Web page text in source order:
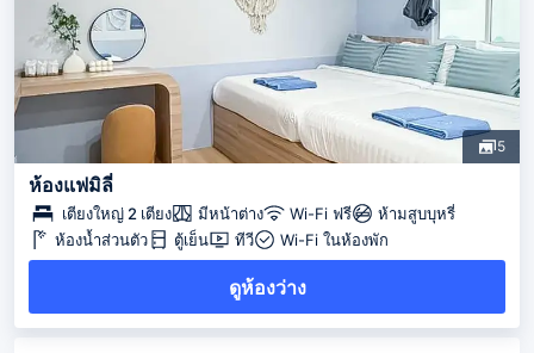
5
ห้องแฟมิลี่
เตียงใหญ่ 2 เตียง มีหน้าต่าง Wi-Fi ฟรี
ห้ามสูบบุหรี่
ห้องน้ำส่วนตัว
ตู้เย็น ทีวี Wi-Fi ในห้องพัก
ดูห้องว่าง